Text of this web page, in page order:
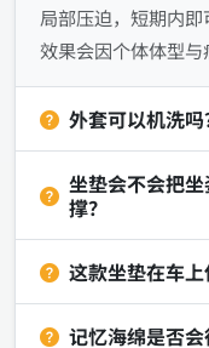
局部压迫，短期内
效果会因个体体型与
外套可以机洗吗
坐垫会不会把
撑？
这款坐垫在车上
记忆海绵是否会